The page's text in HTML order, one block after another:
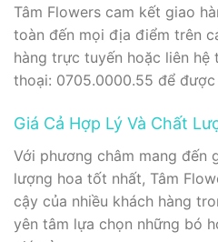
Tâm Flowers cam kết giao
toàn đến mọi địa điểm trên
hàng trực tuyến hoặc liên
thoại: 0705.0000.55 để
Giá Cả Hợp Lý Và Chất
Với phương châm mang đến
lượng hoa tốt nhất, Tâm
cậy của nhiều khách hàng
yên tâm lựa chọn những bó